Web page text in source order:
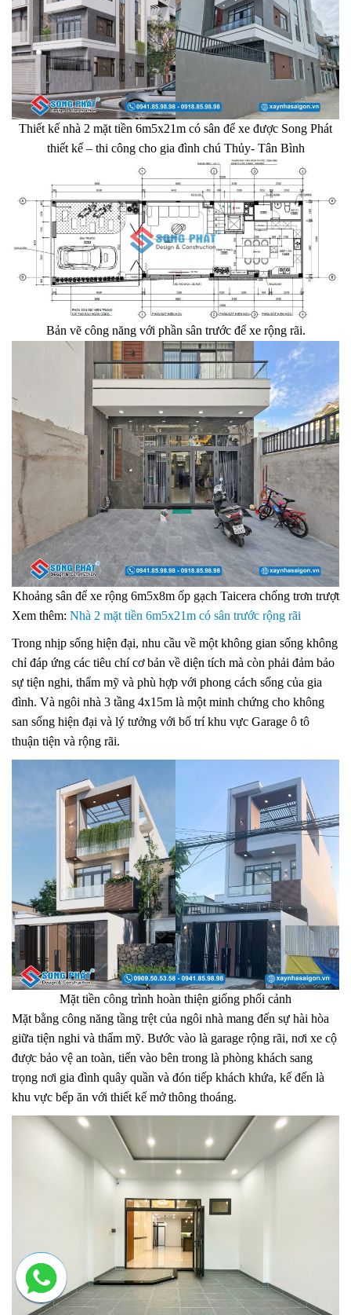
Thiết kế nhà 2 mặt tiền 6m5x21m có sân để xe được Song Phát
thiết kế – thi công cho gia đình chú Thủy- Tân Bình
Bản vẽ công năng với phần sân trước để xe rộng rãi.
Khoảng sân để xe rộng 6m5x8m ốp gạch Taicera chống trơn trượt
Xem thêm: Nhà 2 mặt tiền 6m5x21m có sân trước rộng rãi
Trong nhịp sống hiện đại, nhu cầu về một không gian sống không
chỉ đáp ứng các tiêu chí cơ bản về diện tích mà còn phải đảm bảo
sự tiện nghi, thẩm mỹ và phù hợp với phong cách sống của gia
đình. Và ngôi nhà 3 tầng 4x15m là một minh chứng cho không
san sống hiện đại và lý tưởng với bố trí khu vực Garage ô tô
thuận tiện và rộng rãi.
Mặt tiền công trình hoàn thiện giống phối cảnh
Mặt bằng công năng tầng trệt của ngôi nhà mang đến sự hài hòa
giữa tiện nghi và thẩm mỹ. Bước vào là garage rộng rãi, nơi xe cộ
được bảo vệ an toàn, tiến vào bên trong là phòng khách sang
trọng nơi gia đình quây quần và đón tiếp khách khứa, kế đến là
khu vực bếp ăn với thiết kế mở thông thoáng.